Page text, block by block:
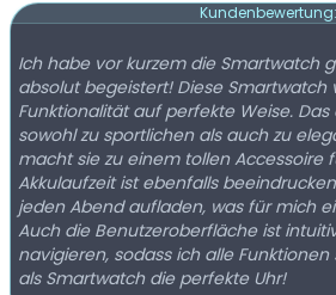
Kundenbewertung:
Ich habe vor kurzem die Smartwatch
absolut begeistert! Diese Smartwatch
Funktionalität auf perfekte Weise.
sowohl zu sportlichen als auch zu
macht sie zu einem tollen Accessoire
Akkulaufzeit ist ebenfalls
jeden Abend aufladen, was für mich
Auch die Benutzeroberfläche ist
navigieren, sodass ich alle
als Smartwatch die perfekte Uhr!